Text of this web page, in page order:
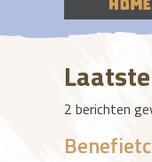
2 berichten